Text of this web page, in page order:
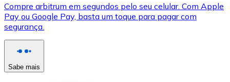
XRP
XRP
Ver tudo
Compre arbitrum em segundos pelo seu celular. Com Apple
Pay ou Google Pay, basta um toque para pagar com
segurança.
Sabe mais